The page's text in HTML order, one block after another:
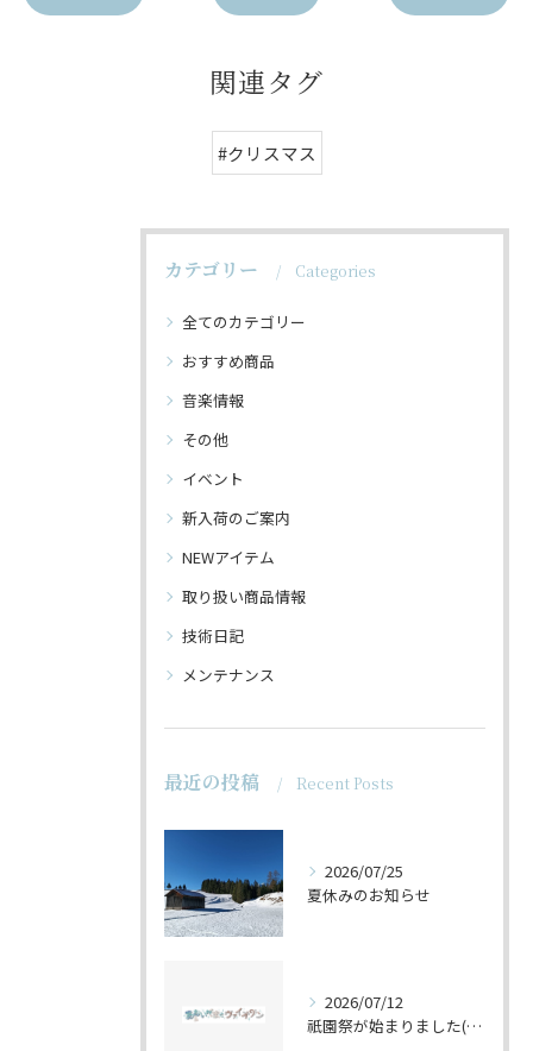
関連タグ
#クリスマス
カテゴリー Categories
全てのカテゴリー
おすすめ商品
音楽情報
その他
イベント
新入荷のご案内
NEWアイテム
取り扱い商品情報
技術日記
メンテナンス
最近の投稿 Recent Posts
2026/07/25
夏休みのお知らせ
2026/07/12
祇園祭が始まりました(^^♪